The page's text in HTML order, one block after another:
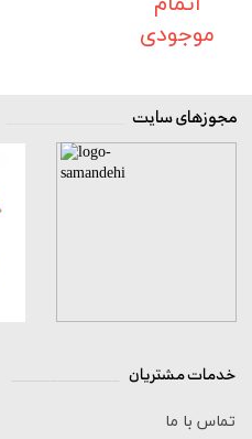
موجودی
تماس با ما
مجوزهای سایت
خدمات مشتریان